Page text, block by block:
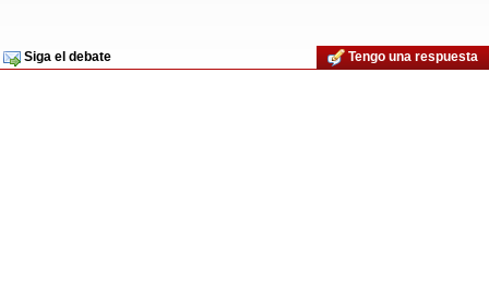
Siga el debate Tengo una respuesta